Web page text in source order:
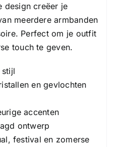
design creëer je
meerdere armbanden
Perfect om je outfit
touch te geven.
stijl
en gevlochten
accenten
ontwerp
festival en zomerse